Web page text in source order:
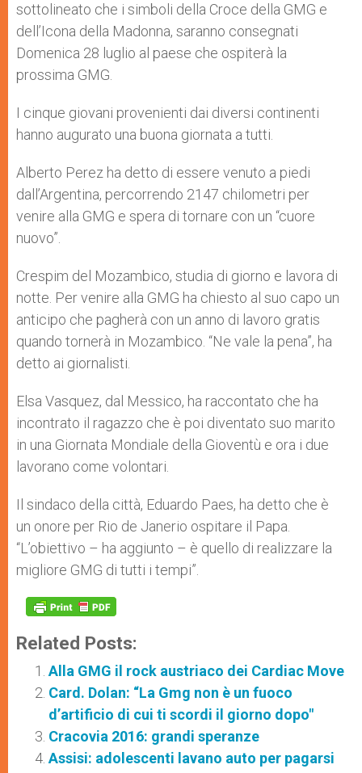
sottolineato che i simboli della Croce della GMG e
dell’Icona della Madonna, saranno consegnati
Domenica 28 luglio al​ paese che ospiterà la
prossima GMG.
I cinque giovani provenienti dai diversi continenti
hanno augurato una buona giornata a tutti.
Alberto Perez ha detto di essere venuto a piedi
dall’Argentina, percorrendo 2147 chilometri per
venire alla GMG e spera di tornare con un “cuore
nuovo”.
Crespim del Mozambico, studia di giorno e lavora di
notte. Per venire alla GMG ha chiesto al suo capo un
anticipo che pagherà con un anno di lavoro gratis
quando tornerà in Mozambico. “Ne vale la pena”, ha
detto ai giornalisti.
Elsa Vasquez, dal Messico, ha raccontato che ha
incontrato il ragazzo che è poi diventato suo marito
in una Giornata Mondiale della Gioventù e ora i due
lavorano come volontari.
Il sindaco della città, Eduardo Paes, ha detto che è
un onore per Rio de Janerio ospitare il Papa.
“L’obiettivo – ha aggiunto – è quello di realizzare la
migliore GMG di tutti i tempi”.
Related Posts:
Alla GMG il rock austriaco dei Cardiac Move
Card. Dolan: “La Gmg non è un fuoco
d’artificio di cui ti scordi il giorno dopo"
Cracovia 2016: grandi speranze
Assisi: adolescenti lavano auto per pagarsi